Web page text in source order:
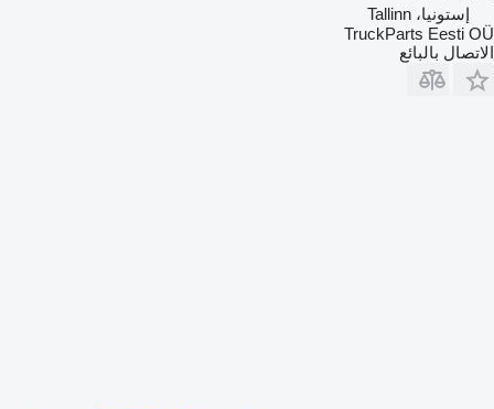
إستونيا، Tallinn
TruckParts Eesti OÜ
الاتصال بالبائع